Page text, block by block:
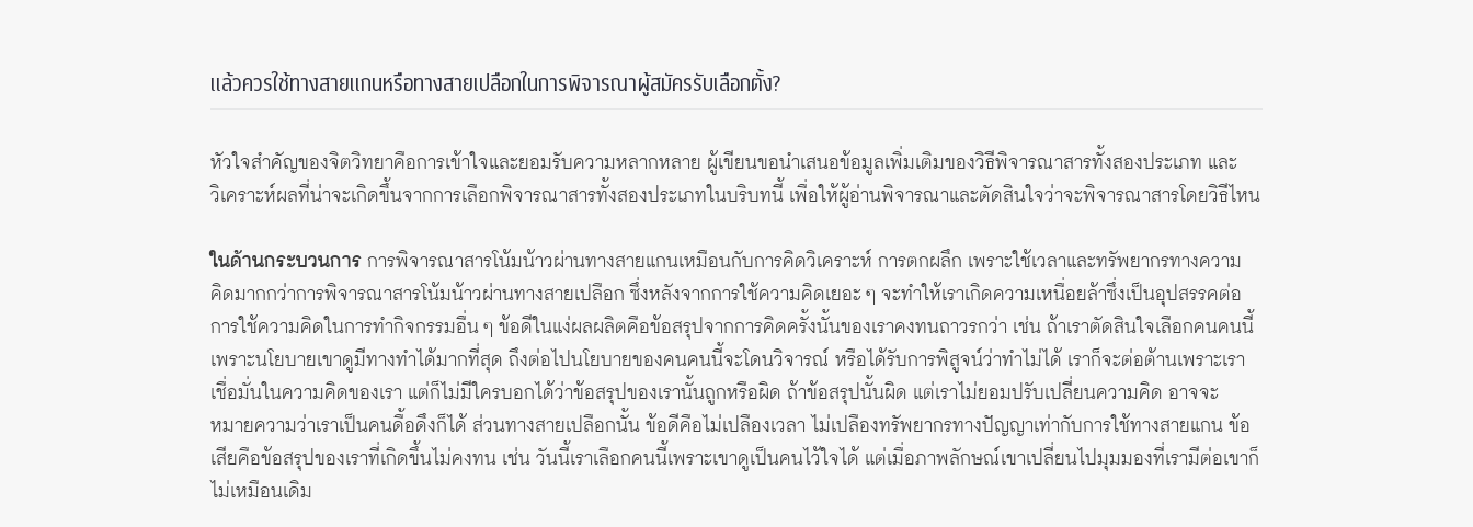
แล้วควรใช้ทางสายแกนหรือทางสายเปลือกในการพิจารณาผู้สมัครรับเลือกตั้ง?
หัวใจสำคัญของจิตวิทยาคือการเข้าใจและยอมรับความหลากหลาย ผู้เขียนขอนำเสนอข้อมูลเพิ่มเติมของวิธีพิจารณาสารทั้งสองประเภท และ
วิเคราะห์ผลที่น่าจะเกิดขึ้นจากการเลือกพิจารณาสารทั้งสองประเภทในบริบทนี้ เพื่อให้ผู้อ่านพิจารณาและตัดสินใจว่าจะพิจารณาสารโดยวิธีไหน
ในด้านกระบวนการการพิจารณาสารโน้มน้าวผ่านทางสายแกนเหมือนกับการคิดวิเคราะห์ การตกผลึก เพราะใช้เวลาและทรัพยากรทางความ
คิดมากกว่าการพิจารณาสารโน้มน้าวผ่านทางสายเปลือก ซึ่งหลังจากการใช้ความคิดเยอะ ๆ จะทำให้เราเกิดความเหนื่อยล้าซึ่งเป็นอุปสรรคต่อ
การใช้ความคิดในการทำกิจกรรมอื่น ๆ ข้อดีในแง่ผลผลิตคือข้อสรุปจากการคิดครั้งนั้นของเราคงทนถาวรกว่า เช่น ถ้าเราตัดสินใจเลือกคนคนนี้
เพราะนโยบายเขาดูมีทางทำได้มากที่สุด ถึงต่อไปนโยบายของคนคนนี้จะโดนวิจารณ์ หรือได้รับการพิสูจน์ว่าทำไม่ได้ เราก็จะต่อต้านเพราะเรา
เชื่อมั่นในความคิดของเรา แต่ก็ไม่มีใครบอกได้ว่าข้อสรุปของเรานั้นถูกหรือผิด ถ้าข้อสรุปนั้นผิด แต่เราไม่ยอมปรับเปลี่ยนความคิด อาจจะ
หมายความว่าเราเป็นคนดื้อดึงก็ได้ ส่วนทางสายเปลือกนั้น ข้อดีคือไม่เปลืองเวลา ไม่เปลืองทรัพยากรทางปัญญาเท่ากับการใช้ทางสายแกน ข้อ
เสียคือข้อสรุปของเราที่เกิดขึ้นไม่คงทน เช่น วันนี้เราเลือกคนนี้เพราะเขาดูเป็นคนไว้ใจได้ แต่เมื่อภาพลักษณ์เขาเปลี่ยนไปมุมมองที่เรามีต่อเขาก็
ไม่เหมือนเดิม